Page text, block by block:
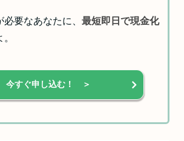
要なあなたに、 最短即日で現金化
今すぐ申し込む！ ＞